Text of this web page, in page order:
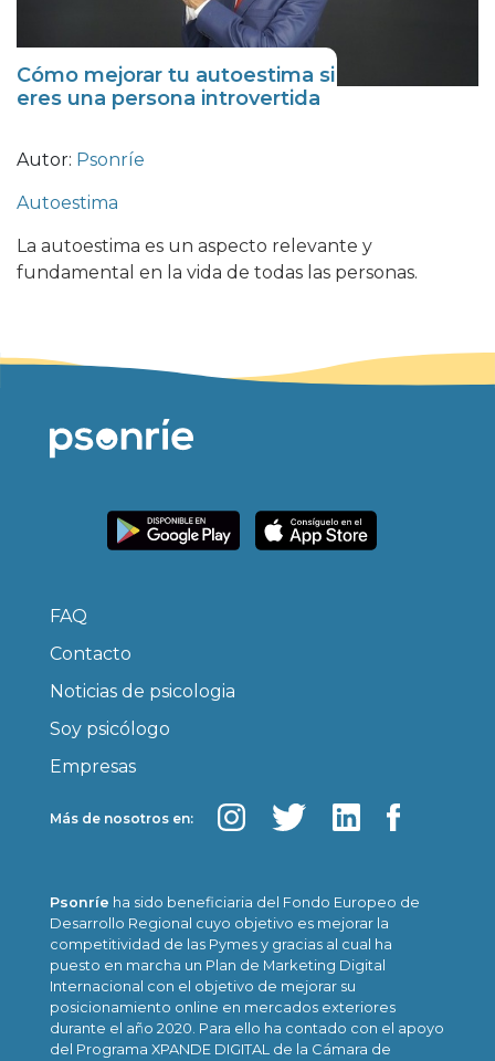
Cómo mejorar tu autoestima si
eres una persona introvertida
Autor: Psonríe
Autoestima
La autoestima es un aspecto relevante y
fundamental en la vida de todas las personas.
FAQ
Contacto
Noticias de psicologia
Soy psicólogo
Empresas
Más de nosotros en:
Psonríe ha sido beneficiaria del Fondo Europeo de
Desarrollo Regional cuyo objetivo es mejorar la
competitividad de las Pymes y gracias al cual ha
puesto en marcha un Plan de Marketing Digital
Internacional con el objetivo de mejorar su
posicionamiento online en mercados exteriores
durante el año 2020. Para ello ha contado con el apoyo
del Programa XPANDE DIGITAL de la Cámara de